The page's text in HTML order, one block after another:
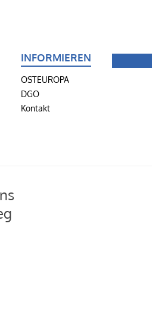
INFORMIEREN
OSTEUROPA
DGO
Kontakt